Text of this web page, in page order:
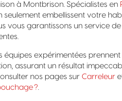
à Montbrison. Spécialistes en
seulement embellissent votre
vous garantissons un service
équipes expérimentées
assurant un résultat
nos pages sur Carreleur
?